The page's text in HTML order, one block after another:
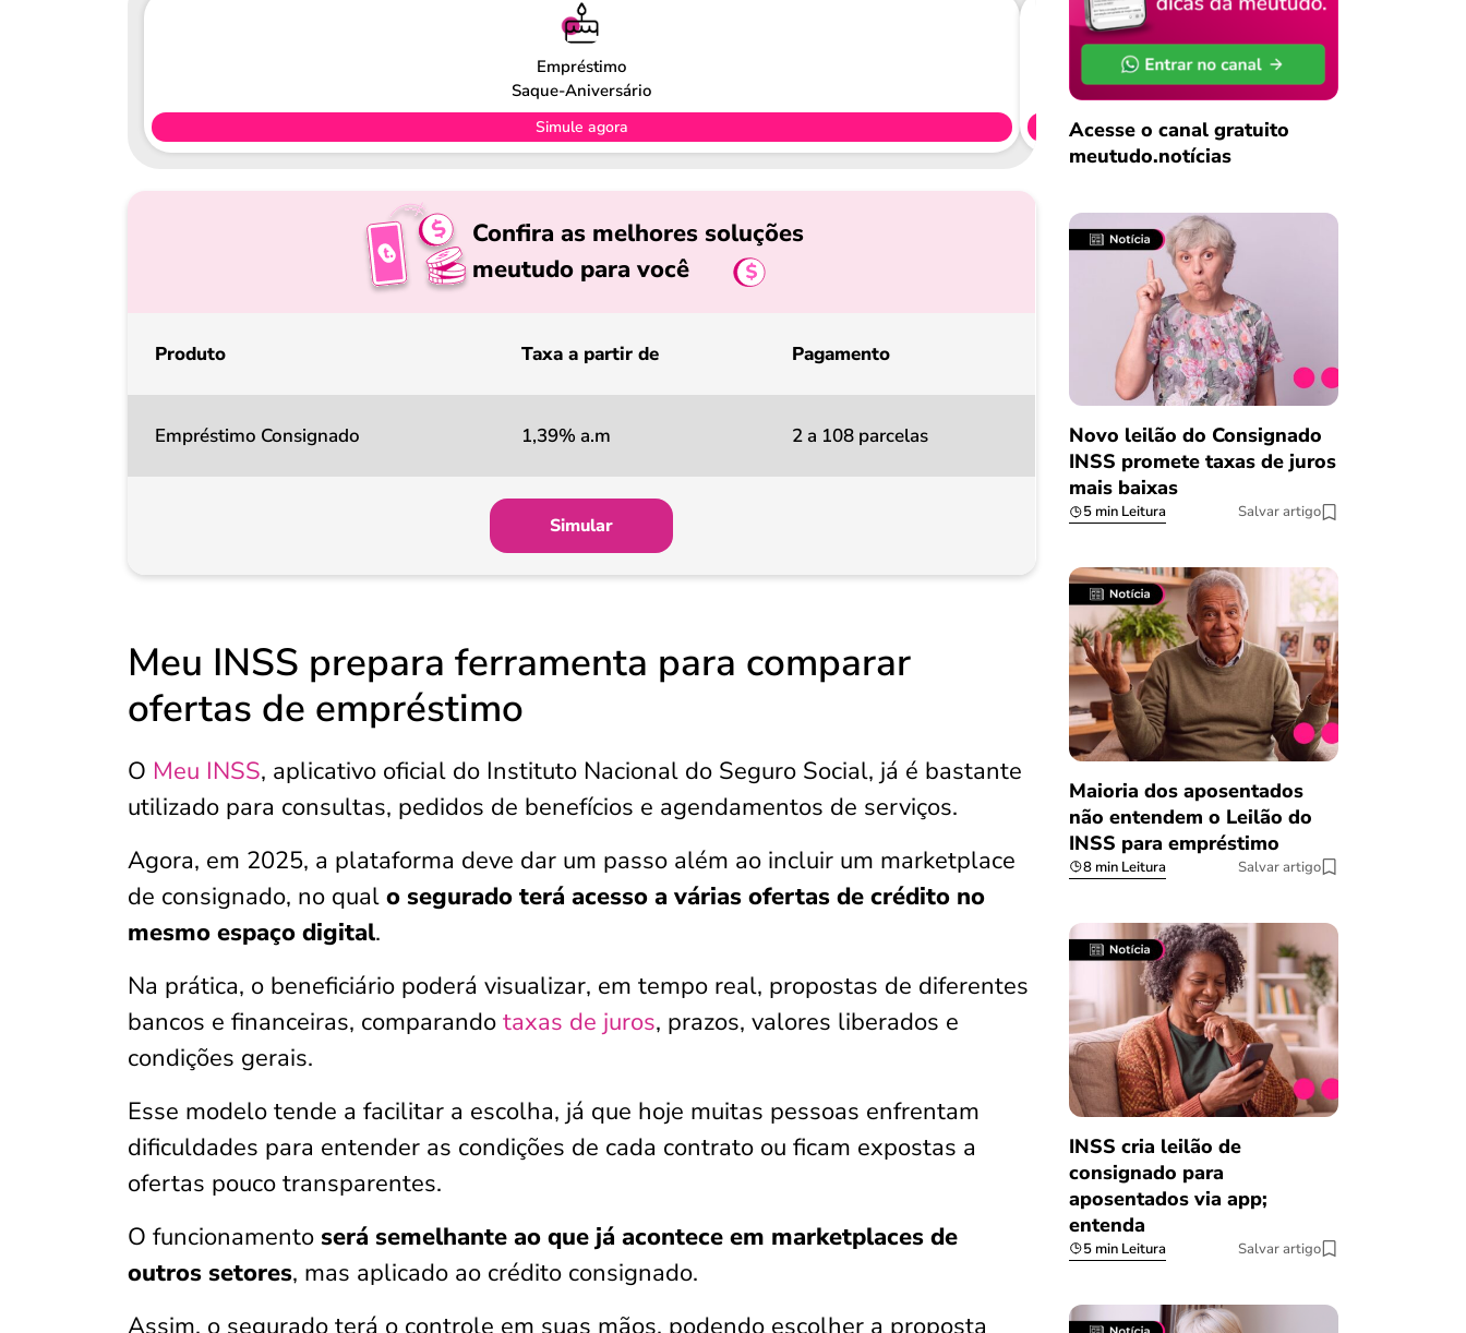
Empréstimo
Saque-Aniversário
Simule agora
Confira as melhores soluções
meutudo para você
Produto Taxa a partir de Pagamento
Empréstimo Consignado 1,39% a.m 2 a 108 parcelas
Simular
Meu INSS prepara ferramenta para comparar
ofertas de empréstimo
O Meu INSS, aplicativo oficial do Instituto Nacional do Seguro Social, já é bastante
utilizado para consultas, pedidos de benefícios e agendamentos de serviços.
Agora, em 2025, a plataforma deve dar um passo além ao incluir um marketplace
de consignado, no qual o segurado terá acesso a várias ofertas de crédito no
mesmo espaço digital.
Na prática, o beneficiário poderá visualizar, em tempo real, propostas de diferentes
bancos e financeiras, comparando taxas de juros, prazos, valores liberados e
condições gerais.
Esse modelo tende a facilitar a escolha, já que hoje muitas pessoas enfrentam
dificuldades para entender as condições de cada contrato ou ficam expostas a
ofertas pouco transparentes.
O funcionamento será semelhante ao que já acontece em marketplaces de
outros setores, mas aplicado ao crédito consignado.
Assim, o segurado terá o controle em suas mãos, podendo escolher a proposta
Salvar Ferramenta
Acesse o canal gratuito
meutudo.notícias
Novo leilão do Consignado
INSS promete taxas de juros
mais baixas
5 min Leitura Salvar artigo
Maioria dos aposentados
não entendem o Leilão do
INSS para empréstimo
8 min Leitura Salvar artigo
INSS cria leilão de
consignado para
aposentados via app;
entenda
5 min Leitura Salvar artigo